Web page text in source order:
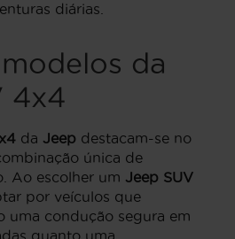
diárias.
da
4x4
da Jeep destacam-se no
única de
Ao escolher um Jeep SUV
por veículos que
uma condução segura em
quanto uma